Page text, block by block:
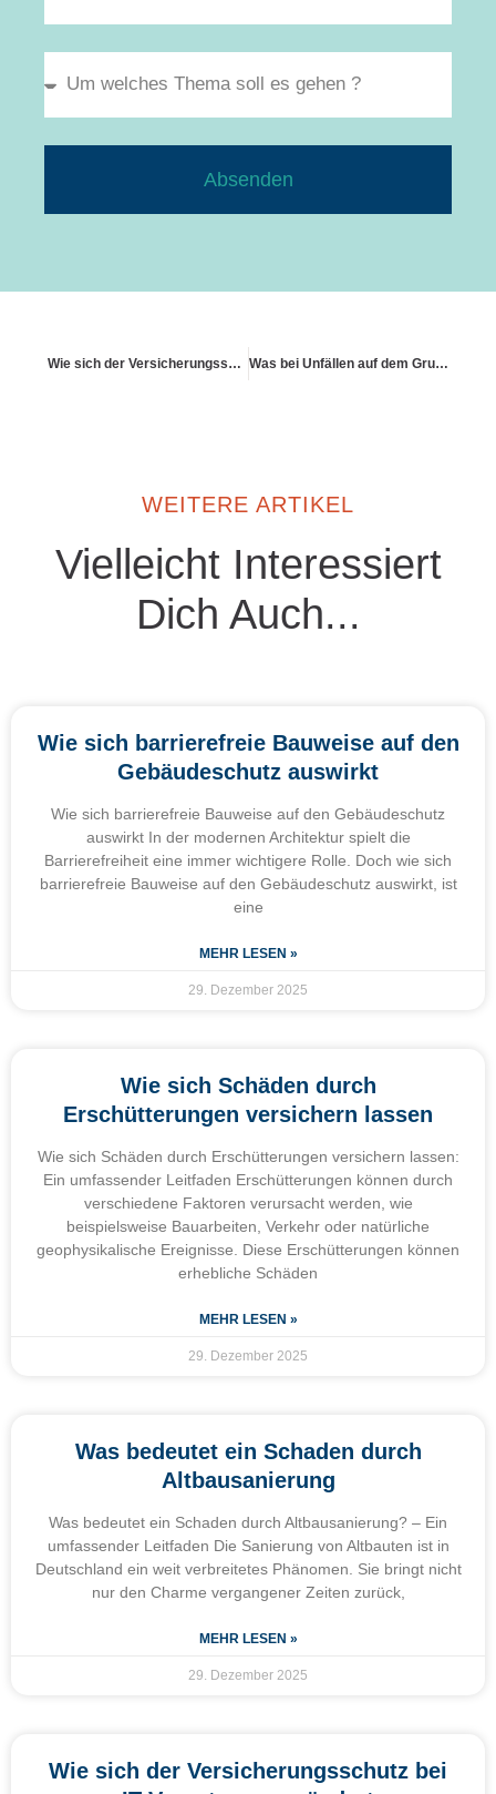
Absenden
Wie sich der Versicherungsschutz bei IT-Vernetzung verändert Was bei Unfällen auf dem Grundstück versichert ist
WEITERE ARTIKEL
Vielleicht Interessiert
Dich Auch...
Wie sich barrierefreie Bauweise auf den
Gebäudeschutz auswirkt
Wie sich barrierefreie Bauweise auf den Gebäudeschutz
auswirkt In der modernen Architektur spielt die
Barrierefreiheit eine immer wichtigere Rolle. Doch wie sich
barrierefreie Bauweise auf den Gebäudeschutz auswirkt, ist
eine
MEHR LESEN »
29. Dezember 2025
Wie sich Schäden durch
Erschütterungen versichern lassen
Wie sich Schäden durch Erschütterungen versichern lassen:
Ein umfassender Leitfaden Erschütterungen können durch
verschiedene Faktoren verursacht werden, wie
beispielsweise Bauarbeiten, Verkehr oder natürliche
geophysikalische Ereignisse. Diese Erschütterungen können
erhebliche Schäden
MEHR LESEN »
29. Dezember 2025
Was bedeutet ein Schaden durch
Altbausanierung
Was bedeutet ein Schaden durch Altbausanierung? – Ein
umfassender Leitfaden Die Sanierung von Altbauten ist in
Deutschland ein weit verbreitetes Phänomen. Sie bringt nicht
nur den Charme vergangener Zeiten zurück,
MEHR LESEN »
29. Dezember 2025
Wie sich der Versicherungsschutz bei